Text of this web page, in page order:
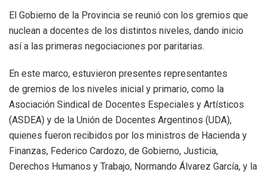
El Gobierno de la Provincia se reunió con los gremios que
nuclean a docentes de los distintos niveles, dando inicio
así a las primeras negociaciones por paritarias.
En este marco, estuvieron presentes representantes
de gremios de los niveles inicial y primario, como la
Asociación Sindical de Docentes Especiales y Artísticos
(ASDEA) y de la Unión de Docentes Argentinos (UDA),
quienes fueron recibidos por los ministros de Hacienda y
Finanzas, Federico Cardozo, de Gobierno, Justicia,
Derechos Humanos y Trabajo, Normando Álvarez García, y la